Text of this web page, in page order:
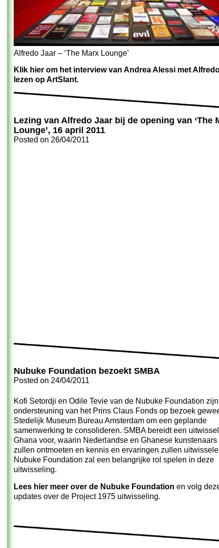
Alfredo Jaar – ‘The Marx Lounge’
Klik hier om het interview van Andrea Alessi met
lezen op ArtSlant.
Lezing van Alfredo Jaar bij de opening van ‘The
Lounge’, 16 april 2011
Posted on 26/04/2011
Nubuke Foundation bezoekt SMBA
Posted on 24/04/2011
Kofi Setordji en Odile Tevie van de Nubuke Foundation
ondersteuning van het Prins Claus Fonds op bezoek
Stedelijk Museum Bureau Amsterdam om een geplande
samenwerking te consolideren. SMBA bereidt een
Ghana voor, waarin Nederlandse en Ghanese kunstenaars
zullen ontmoeten en kennis en ervaringen zullen
Nubuke Foundation zal een belangrijke rol spelen in deze
uitwisseling.
Lees hier meer over de Nubuke Foundation en volg
updates over de Project 1975 uitwisseling.